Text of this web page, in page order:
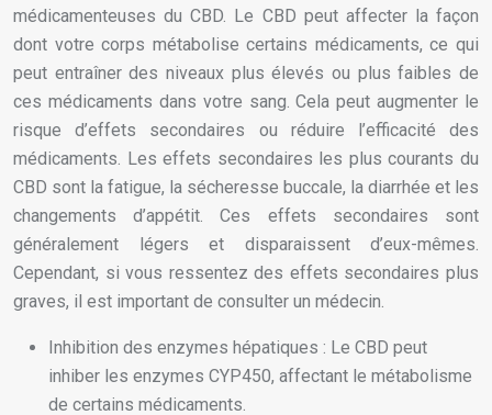
médicamenteuses du CBD. Le CBD peut affecter la façon
dont votre corps métabolise certains médicaments, ce qui
peut entraîner des niveaux plus élevés ou plus faibles de
ces médicaments dans votre sang. Cela peut augmenter le
risque d’effets secondaires ou réduire l’efficacité des
médicaments. Les effets secondaires les plus courants du
CBD sont la fatigue, la sécheresse buccale, la diarrhée et les
changements d’appétit. Ces effets secondaires sont
généralement légers et disparaissent d’eux-mêmes.
Cependant, si vous ressentez des effets secondaires plus
graves, il est important de consulter un médecin.
Inhibition des enzymes hépatiques : Le CBD peut
inhiber les enzymes CYP450, affectant le métabolisme
de certains médicaments.